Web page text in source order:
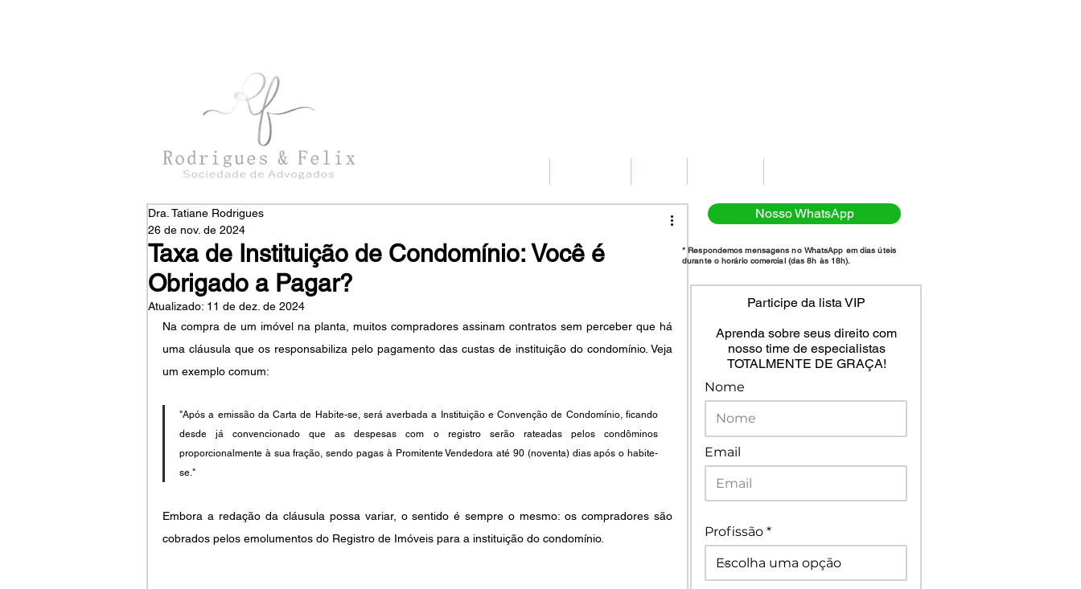
Taxa de Instituição de Condomínio: Você é
Obrigado a Pagar?
Dra. Tatiane Rodrigues
26 de nov. de 2024
Atualizado: 11 de dez. de 2024
Na compra de um imóvel na planta, muitos compradores assinam contratos sem perceber que há
uma cláusula que os responsabiliza pelo pagamento das custas de instituição do condomínio. Veja
um exemplo comum:
"Após a emissão da Carta de Habite-se, será averbada a Instituição e Convenção de Condomínio, ficando
desde já convencionado que as despesas com o registro serão rateadas pelos condôminos
proporcionalmente à sua fração, sendo pagas à Promitente Vendedora até 90 (noventa) dias após o habite-
se."
Embora a redação da cláusula possa variar, o sentido é sempre o mesmo: os compradores são
cobrados pelos emolumentos do Registro de Imóveis para a instituição do condomínio.
Participe da lista VIP
Aprenda sobre seus direito com
nosso time de especialistas
TOTALMENTE DE GRAÇA!
Nome
Email
Profissão
Nosso WhatsApp
* Respondemos mensagens no WhatsApp em dias úteis
durante o horário comercial (das 8h às 18h).